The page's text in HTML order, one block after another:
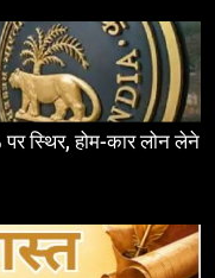
स्थिर, होम-कार लोन लेने